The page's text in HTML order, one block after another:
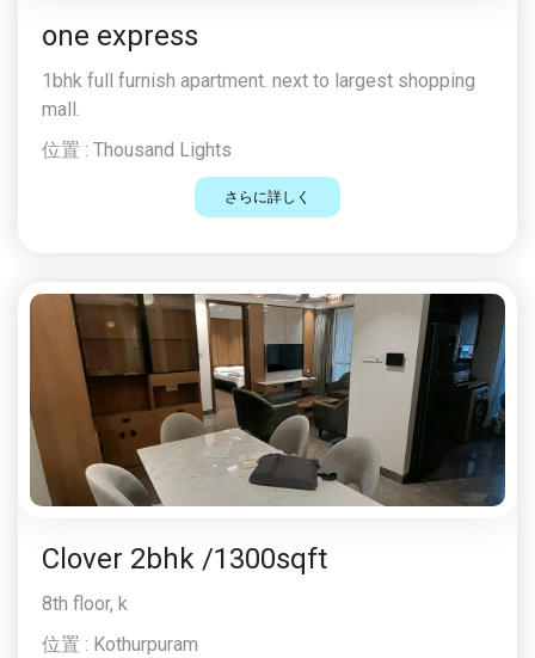
one express
1bhk full furnish apartment. next to largest shopping
mall.
位置 : Thousand Lights
さらに詳しく
Clover 2bhk /1300sqft
8th floor, k
位置 : Kothurpuram